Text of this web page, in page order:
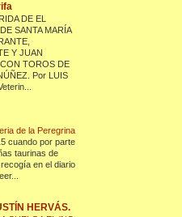
DE EL
SANTA MARÍA
Y JUAN
TOROS DE
Por LUIS
de la Peregrina
cuando por parte
taurinas de
en el diario
HERVÁS.